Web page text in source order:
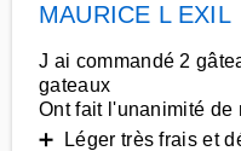
MAURICE L EXIL
J ai commandé 2
gateaux
Ont fait l'unanimité de
➕ Léger très frais et